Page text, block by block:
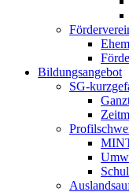
Bildungsangebot
SG-